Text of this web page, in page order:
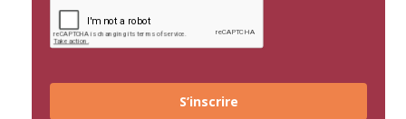
S’inscrire